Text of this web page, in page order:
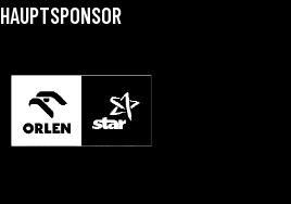
HAUPTSPONSOR